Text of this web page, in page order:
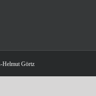
Helmut Görtz